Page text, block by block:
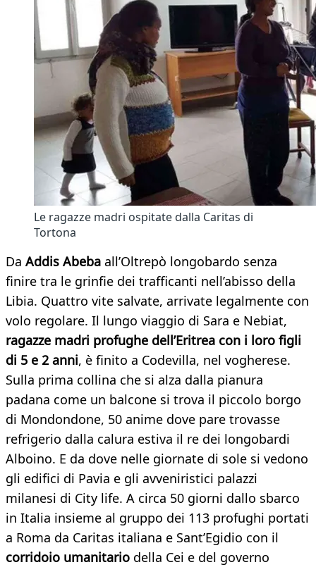
Le ragazze madri ospitate dalla Caritas di
Tortona
Da Addis Abeba all’Oltrepò longobardo senza
finire tra le grinfie dei trafficanti nell’abisso della
Libia. Quattro vite salvate, arrivate legalmente con
volo regolare. Il lungo viaggio di Sara e Nebiat,
ragazze madri profughe dell’Eritrea con i loro figli
di 5 e 2 anni, è finito a Codevilla, nel vogherese.
Sulla prima collina che si alza dalla pianura
padana come un balcone si trova il piccolo borgo
di Mondondone, 50 anime dove pare trovasse
refrigerio dalla calura estiva il re dei longobardi
Alboino. E da dove nelle giornate di sole si vedono
gli edifici di Pavia e gli avveniristici palazzi
milanesi di City life. A circa 50 giorni dallo sbarco
in Italia insieme al gruppo dei 113 profughi portati
a Roma da Caritas italiana e Sant’Egidio con il
corridoio umanitario della Cei e del governo